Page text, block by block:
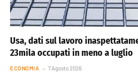
Usa, dati sul lavoro
23mila occupati in meno a luglio
ECONOMIA 7 Agosto 2026